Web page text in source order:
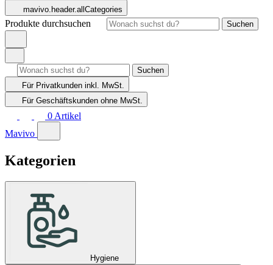
mavivo.header.allCategories
Produkte durchsuchen Suchen
Suchen
Für Privatkunden inkl. MwSt.
Für Geschäftskunden ohne MwSt.
0 Artikel
Mavivo
Kategorien
Hygiene